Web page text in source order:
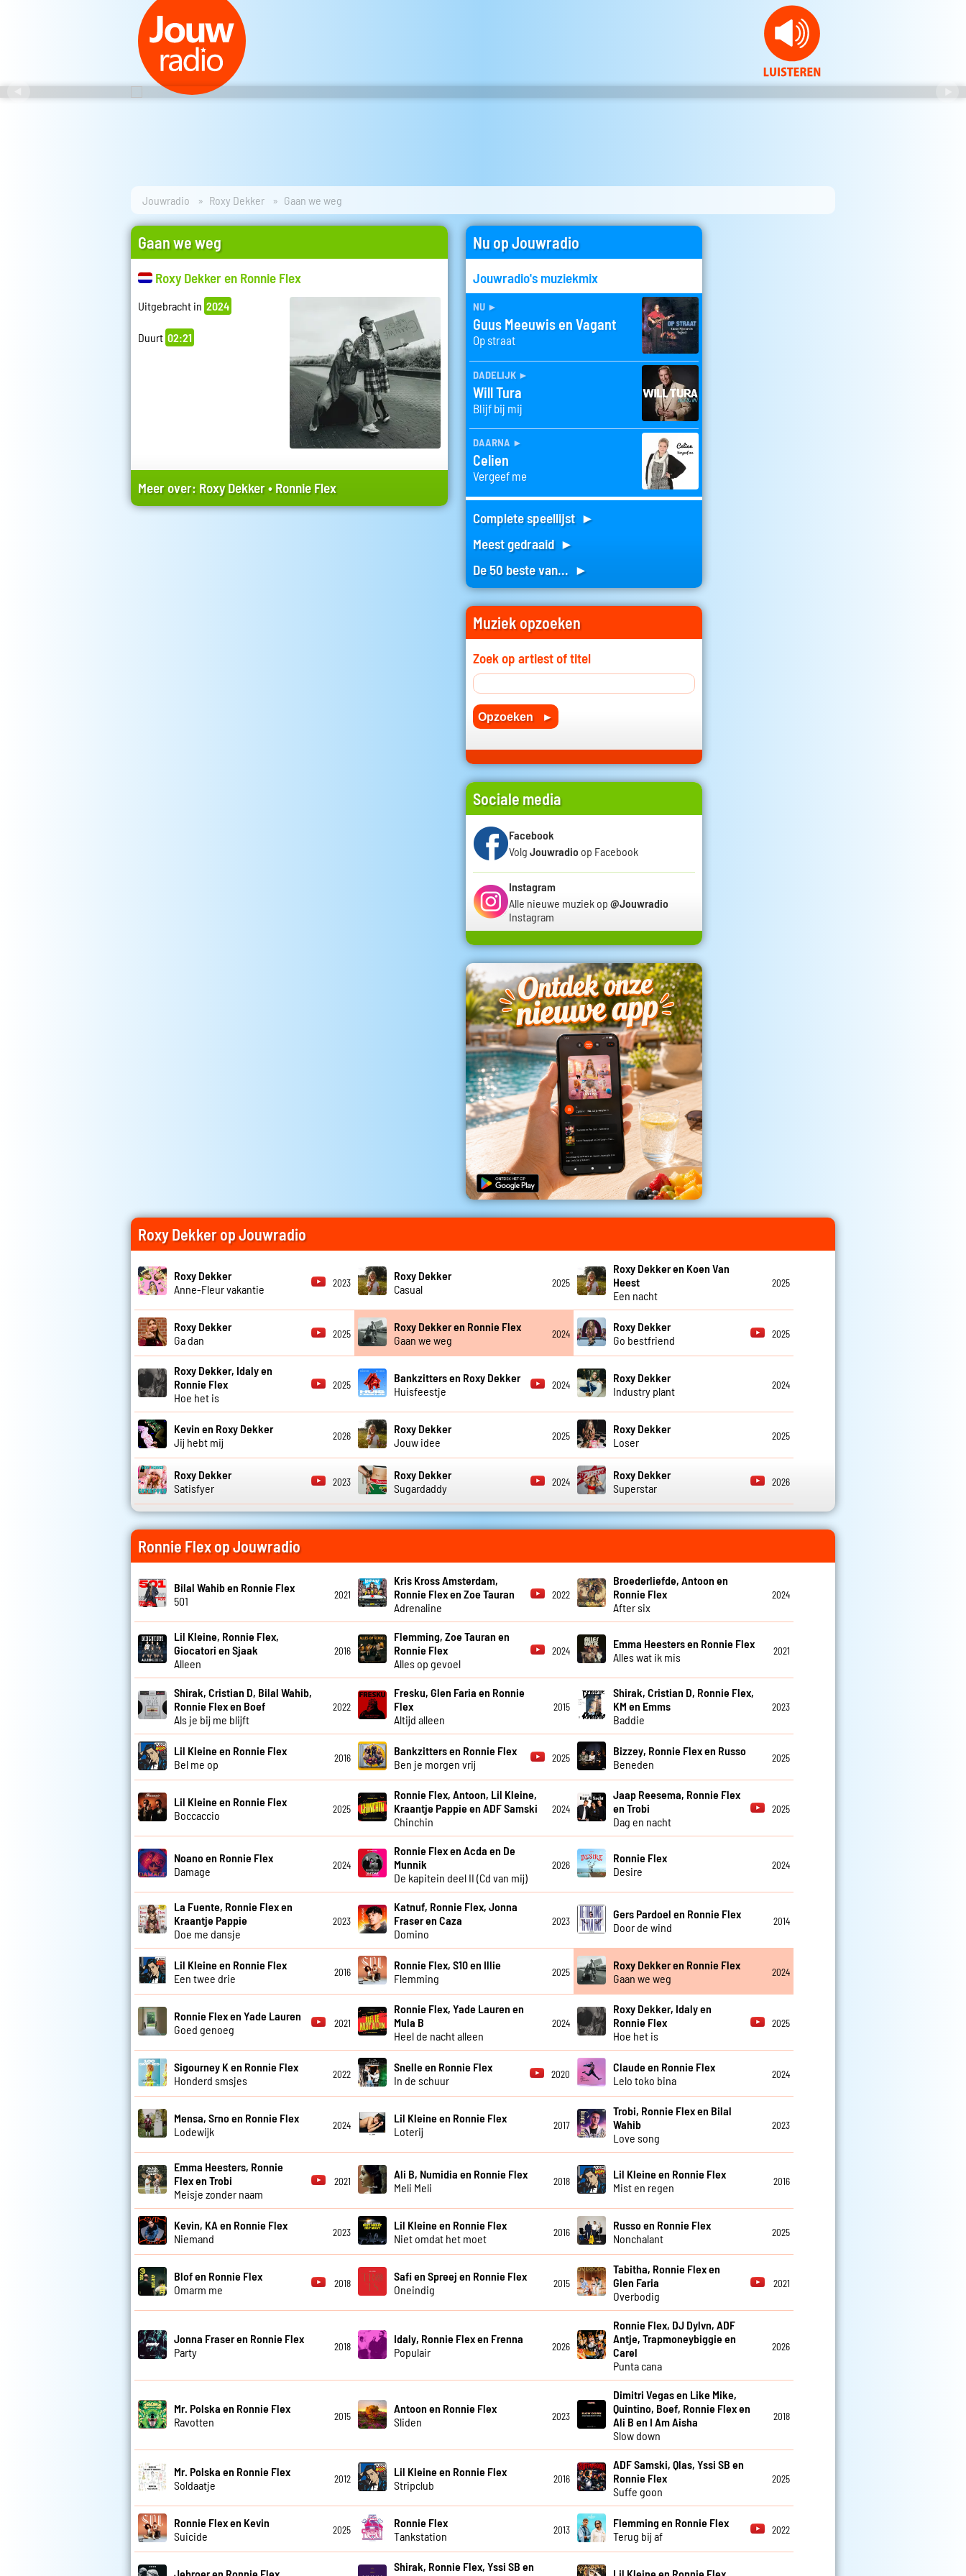
Jouwradio Roxy Dekker Gaan we weg
Gaan we weg
Roxy Dekker en Ronnie Flex
Uitgebracht in 2024
Duurt 02:21
Meer over: Roxy Dekker•Ronnie Flex
Nu op Jouwradio
Jouwradio's muziekmix
nu ►
Guus Meeuwis en Vagant
Op straat
dadelijk ►
Will Tura
Blijf bij mij
daarna ►
Celien
Vergeef me
Complete speellijst ►
Meest gedraaid ►
De 50 beste van... ►
Muziek opzoeken
Zoek op artiest of titel
Sociale media
Facebook
Volg Jouwradio op Facebook
Instagram
Alle nieuwe muziek op @Jouwradio
Instagram
Roxy Dekker op Jouwradio
Roxy Dekker
Anne-Fleur vakantie
2023
Roxy Dekker
Casual
2025
Roxy Dekker en Koen Van
Heest
Een nacht
2025
Roxy Dekker
Ga dan
2025
Roxy Dekker en Ronnie Flex
Gaan we weg
2024
Roxy Dekker
Go bestfriend
2025
Roxy Dekker, Idaly en
Ronnie Flex
Hoe het is
2025
Bankzitters en Roxy Dekker
Huisfeestje
2024
Roxy Dekker
Industry plant
2024
Kevin en Roxy Dekker
Jij hebt mij
2026
Roxy Dekker
Jouw idee
2025
Roxy Dekker
Loser
2025
Roxy Dekker
Satisfyer
2023
Roxy Dekker
Sugardaddy
2024
Roxy Dekker
Superstar
2026
Ronnie Flex op Jouwradio
Bilal Wahib en Ronnie Flex
501
2021
Kris Kross Amsterdam,
Ronnie Flex en Zoe Tauran
Adrenaline
2022
Broederliefde, Antoon en
Ronnie Flex
After six
2024
Lil Kleine, Ronnie Flex,
Giocatori en Sjaak
Alleen
2016
Flemming, Zoe Tauran en
Ronnie Flex
Alles op gevoel
2024
Emma Heesters en Ronnie Flex
Alles wat ik mis
2021
Shirak, Cristian D, Bilal Wahib,
Ronnie Flex en Boef
Als je bij me blijft
2022
Fresku, Glen Faria en Ronnie
Flex
Altijd alleen
2015
Shirak, Cristian D, Ronnie Flex,
KM en Emms
Baddie
2023
Lil Kleine en Ronnie Flex
Bel me op
2016
Bankzitters en Ronnie Flex
Ben je morgen vrij
2025
Bizzey, Ronnie Flex en Russo
Beneden
2025
Lil Kleine en Ronnie Flex
Boccaccio
2025
Ronnie Flex, Antoon, Lil Kleine,
Kraantje Pappie en ADF Samski
Chinchin
2024
Jaap Reesema, Ronnie Flex
en Trobi
Dag en nacht
2025
Noano en Ronnie Flex
Damage
2024
Ronnie Flex en Acda en De
Munnik
De kapitein deel II (Cd van mij)
2026
Ronnie Flex
Desire
2024
La Fuente, Ronnie Flex en
Kraantje Pappie
Doe me dansje
2023
Katnuf, Ronnie Flex, Jonna
Fraser en Caza
Domino
2023
Gers Pardoel en Ronnie Flex
Door de wind
2014
Lil Kleine en Ronnie Flex
Een twee drie
2016
Ronnie Flex, S10 en Illie
Flemming
2025
Roxy Dekker en Ronnie Flex
Gaan we weg
2024
Ronnie Flex en Yade Lauren
Goed genoeg
2021
Ronnie Flex, Yade Lauren en
Mula B
Heel de nacht alleen
2024
Roxy Dekker, Idaly en
Ronnie Flex
Hoe het is
2025
Sigourney K en Ronnie Flex
Honderd smsjes
2022
Snelle en Ronnie Flex
In de schuur
2020
Claude en Ronnie Flex
Lelo toko bina
2024
Mensa, Srno en Ronnie Flex
Lodewijk
2024
Lil Kleine en Ronnie Flex
Loterij
2017
Trobi, Ronnie Flex en Bilal
Wahib
Love song
2023
Emma Heesters, Ronnie
Flex en Trobi
Meisje zonder naam
2021
Ali B, Numidia en Ronnie Flex
Meli Meli
2018
Lil Kleine en Ronnie Flex
Mist en regen
2016
Kevin, KA en Ronnie Flex
Niemand
2023
Lil Kleine en Ronnie Flex
Niet omdat het moet
2016
Russo en Ronnie Flex
Nonchalant
2025
Blof en Ronnie Flex
Omarm me
2018
Safi en Spreej en Ronnie Flex
Oneindig
2015
Tabitha, Ronnie Flex en
Glen Faria
Overbodig
2021
Jonna Fraser en Ronnie Flex
Party
2018
Idaly, Ronnie Flex en Frenna
Populair
2026
Ronnie Flex, DJ Dylvn, ADF
Antje, Trapmoneybiggie en
Carel
Punta cana
2026
Mr. Polska en Ronnie Flex
Ravotten
2015
Antoon en Ronnie Flex
Sliden
2023
Dimitri Vegas en Like Mike,
Quintino, Boef, Ronnie Flex en
Ali B en I Am Aisha
Slow down
2018
Mr. Polska en Ronnie Flex
Soldaatje
2012
Lil Kleine en Ronnie Flex
Stripclub
2016
ADF Samski, Qlas, Yssi SB en
Ronnie Flex
Suffe goon
2025
Ronnie Flex en Kevin
Suicide
2025
Ronnie Flex
Tankstation
2013
Flemming en Ronnie Flex
Terug bij af
2022
Shirak, Ronnie Flex, Yssi SB en